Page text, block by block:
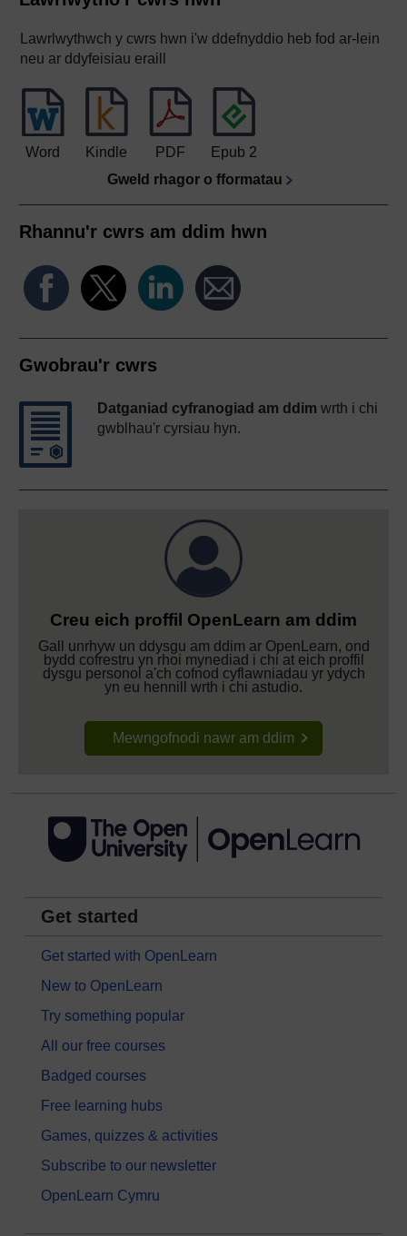
Lawrlwythwch y cwrs hwn i'w ddefnyddio heb fod ar-lein
neu ar ddyfeisiau eraill
Word Kindle PDF
Epub 2
Gweld rhagor o fformatau
Rhannu'r cwrs am ddim hwn
Gwobrau'r cwrs
Datganiad cyfranogiad am ddim wrth i chi
gwblhau'r cyrsiau hyn.
Creu eich proffil OpenLearn am ddim
Gall unrhyw un ddysgu am ddim ar OpenLearn, ond
bydd cofrestru yn rhoi mynediad i chi at eich proffil
dysgu personol a'ch cofnod cyflawniadau yr ydych
yn eu hennill wrth i chi astudio.
Mewngofnodi nawr am ddim
Get started
Get started with OpenLearn
New to OpenLearn
Try something popular
All our free courses
Badged courses
Free learning hubs
Games, quizzes & activities
Subscribe to our newsletter
OpenLearn Cymru